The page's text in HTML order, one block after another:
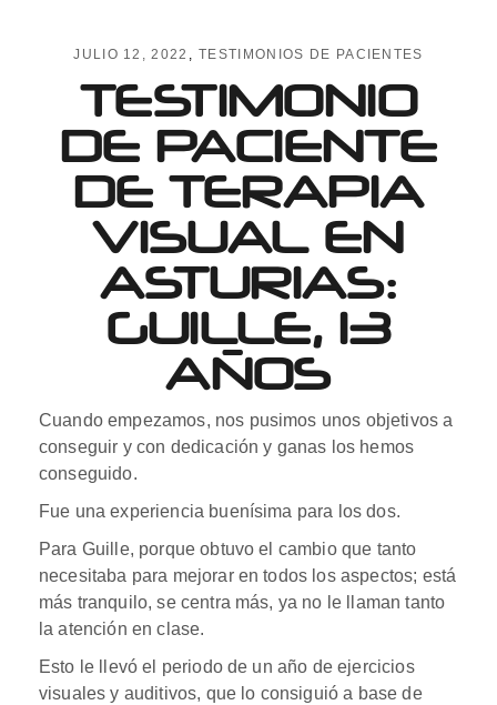
JULIO 12, 2022 TESTIMONIOS DE PACIENTES
TESTIMONIO
DE PACIENTE
DE TERAPIA
VISUAL EN
ASTURIAS:
GUILLE, 13
AÑOS
Cuando empezamos, nos pusimos unos objetivos a
conseguir y con dedicación y ganas los hemos
conseguido.
Fue una experiencia buenísima para los dos.
Para Guille, porque obtuvo el cambio que tanto
necesitaba para mejorar en todos los aspectos; está
más tranquilo, se centra más, ya no le llaman tanto
la atención en clase.
Esto le llevó el periodo de un año de ejercicios
visuales y auditivos, que lo consiguió a base de